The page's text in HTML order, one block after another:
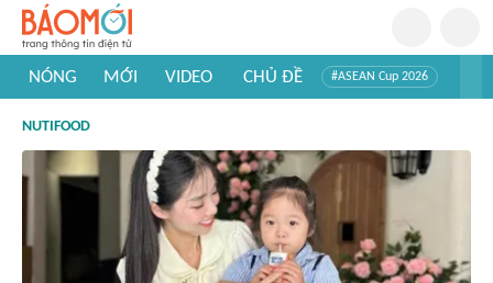
NÓNG MỚI VIDEO CHỦ ĐỀ #ASEAN Cup 2026
#Khám phá thế giới
NUTIFOOD